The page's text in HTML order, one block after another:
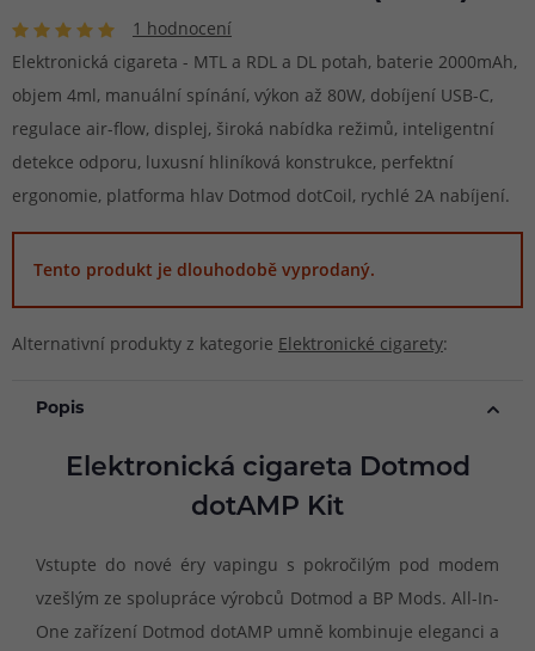
1 hodnocení
Elektronická cigareta - MTL a RDL a DL potah, baterie 2000mAh,
objem 4ml, manuální spínání, výkon až 80W, dobíjení USB-C,
regulace air-flow, displej, široká nabídka režimů, inteligentní
detekce odporu, luxusní hliníková konstrukce, perfektní
ergonomie, platforma hlav Dotmod dotCoil, rychlé 2A nabíjení.
Tento produkt je dlouhodobě vyprodaný.
Alternativní produkty z kategorie Elektronické cigarety:
Popis
Elektronická cigareta Dotmod
dotAMP Kit
Vstupte do nové éry vapingu s pokročilým pod modem
vzešlým ze spolupráce výrobců Dotmod a BP Mods. All-In-
One zařízení Dotmod dotAMP umně kombinuje eleganci a